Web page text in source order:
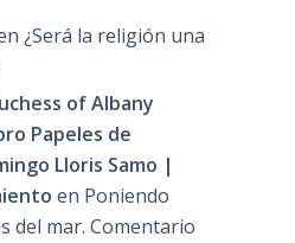
¿Será la religión una
of Albany
Papeles de
Lloris Samo |
en Poniendo
del mar. Comentario